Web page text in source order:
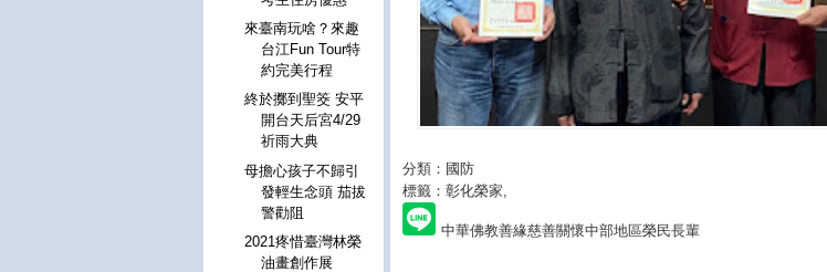
分類：國防
標籤：彰化榮家
中華佛教善緣慈善關懷中部地區榮民長輩
來臺南玩啥？來趣
台江Fun Tour特
約完美行程
終於擲到聖筊 安平
開台天后宮4/29
祈雨大典
母擔心孩子不歸引
發輕生念頭 茄拔
警勸阻
2021疼惜臺灣林榮
油畫創作展